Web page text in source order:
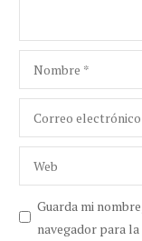
Guarda mi
navegador para